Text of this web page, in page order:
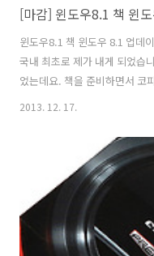
윈도우8.1 책 윈도우 8.1 업데
국내 최초로 제가 내게 되었습
었는데요. 책을 준비하면서 코
로 업데이트된 윈도우 8.1을
특별 부록으로 제공됩니다. 윈
크게 바뀐 것은 아니지만 그
니다. 성능도 물론 윈도우8.1
익숙한 저 역시도 윈도우8.1로
2013. 12. 17.